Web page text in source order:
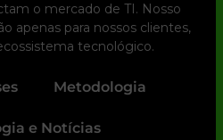
o mercado de TI. Nosso
apenas para nossos clientes,
tecnológico.
Metodologia
e Notícias